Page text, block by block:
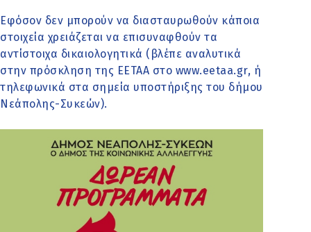
Εφόσον δεν μπορούν να διασταυρωθούν κάποια
στοιχεία χρειάζεται να επισυναφθούν τα
αντίστοιχα δικαιολογητικά (βλέπε αναλυτικά
στην πρόσκληση της ΕΕΤΑΑ στο www.eetaa.gr, ή
τηλεφωνικά στα σημεία υποστήριξης του δήμου
Νεάπολης-Συκεών).